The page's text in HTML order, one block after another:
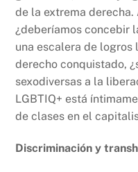
de la extrema
¿deberíamos concebir
una escalera de logros
derecho conquistado,
sexodiversas a la
LGBTIQ+ está
de clases en el
Discriminación y